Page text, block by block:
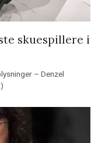
skuespillere i
– Denzel